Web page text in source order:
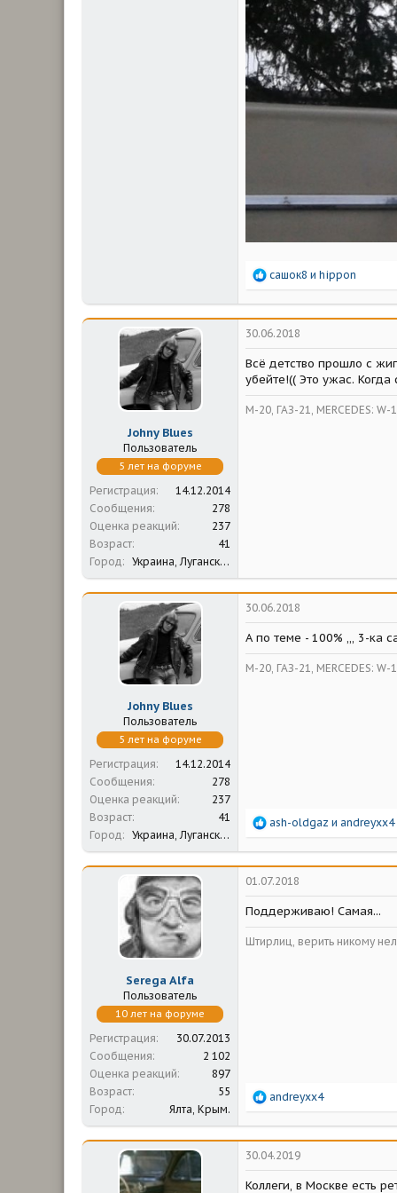
Р
а
к
ц
и
и
:
сашок8 и hippon
Johny Blues
Пользователь
5 лет на форуме
Регистрация
14.12.2014
Сообщения
278
Оценка реакций
237
Возраст
41
Город
Украина, Луганская обл.
30.06.2018
Всё детство прошло с
убейте!(( Это ужас.
М-20, ГАЗ-21, MERCEDES: W-
Johny Blues
Пользователь
5 лет на форуме
Регистрация
14.12.2014
Сообщения
278
Оценка реакций
237
Возраст
41
Город
Украина, Луганская обл.
30.06.2018
А по теме - 100% ,,, 3-ка
М-20, ГАЗ-21, MERCEDES: W-
Р
а
к
ц
и
и
:
ash-oldgaz и andreyxx4
Serega Alfa
Пользователь
10 лет на форуме
Регистрация
30.07.2013
Сообщения
2 102
Оценка реакций
897
Возраст
55
Город
Ялта, Крым.
01.07.2018
Поддерживаю! Самая...
Штирлиц, верить никому
Р
а
к
ц
и
andreyxx4
30.04.2019
Коллеги, в Москве есть